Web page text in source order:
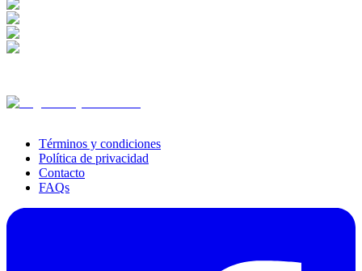
Términos y condiciones
Política de privacidad
Contacto
FAQs